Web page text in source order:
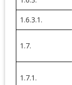
1.6.3.1.
1.7.
1.7.1.